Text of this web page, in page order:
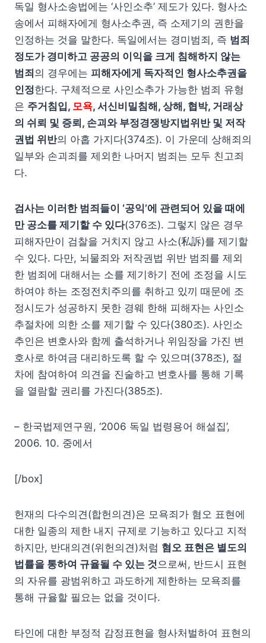
독일 형사소송법에는 ‘사인소추’ 제도가 있다. 형사소
송에서 피해자에게 형사소추권, 즉 소제기의 권한을
인정하는 것을 말한다. 독일에서는 경미범죄, 즉 범죄
정도가 경미하고 공공의 이익을 크게 침해하지 않는
범죄 의 경우에는 피해자에게 독자적인 형사소추권을
인정한다. 구체적으로 사인소추가 가능한 범죄 유형
은 주거침입, 모욕, 서신비밀침해, 상해, 협박, 거래상
의 쉬뢰 및 증뢰, 손괴와 부정경쟁방지법위반 및 저작
권법 위반의 아홉 가지다(374조). 이 가운데 상해죄의
일부와 손괴죄를 제외한 나머지 범죄는 모두 친고죄
다.
검사는 이러한 범죄들이 ‘공익’에 관련되어 있을 때에
만 공소를 제기할 수 있다(376조). 그렇지 않은 경우
피해자만이 검찰을 거치지 않고 사소(私訴)를 제기할
수 있다. 다만, 뇌물죄와 저작권법 위반 범죄를 제외
한 범죄에 대해서는 소를 제기하기 전에 조정을 시도
하여야 하는 조정전치주의를 취하고 있끼 때문에 조
정시도가 성공하지 못한 경웨 한해 피해자는 사인소
추절차에 의한 소를 제기할 수 있다(380조). 사인소
추인은 변호사와 함께 출석하거나 위임장을 가진 변
호사로 하여금 대리하도록 할 수 있으며(378조), 절
차에 참여하여 의견을 진술하고 변호사를 통해 기록
을 열람할 권리를 가진다(385조).
– 한국법제연구원, ‘2006 독일 법령용어 해설집’,
2006. 10. 중에서
[/box]
헌재의 다수의견(합헌의견)은 모욕죄가 혐오 표현에
대한 일종의 제한 내지 규제로 기능하고 있다고 지적
하지만, 반대의견(위헌의견)처럼 혐오 표현은 별도의
법률을 통하여 규율될 수 있는 것으로써, 반드시 표현
의 자유를 광범위하고 과도하게 제한하는 모욕죄를
통해 규율할 필요는 없을 것이다.
타인에 대한 부정적 감정표현을 형사처벌하여 표현의